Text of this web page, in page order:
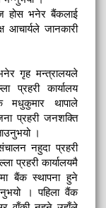
होस भनेर बैंकलाई
आचार्यले जानकारी
गृह मन्त्रालयले
प्रहरी कार्यालय
मधुकुमार थापाले
प्रहरी जनशक्ति
।
नहुदा प्रहरी
प्रहरी कार्यालयमै
बैंक स्थापना हुने
। पहिला वैंक